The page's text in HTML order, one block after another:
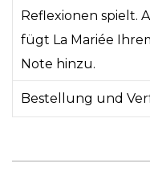
Reflexionen spielt.
fügt La Mariée
Note hinzu.
Bestellung und